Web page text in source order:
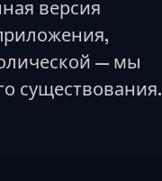
версия
— мы
существования.